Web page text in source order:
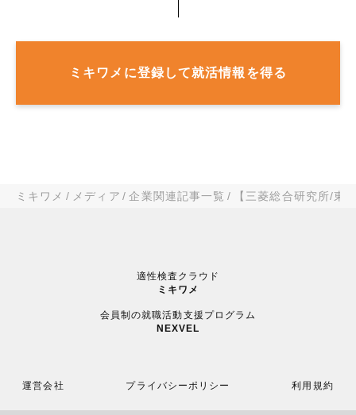
ミキワメに登録して就活情報を得る
ミキワメ メディア 企業関連記事一覧 【三菱総合研究所/東
適性検査クラウド
ミキワメ
会員制の就職活動支援プログラム
NEXVEL
運営会社 プライバシーポリシー 利用規約